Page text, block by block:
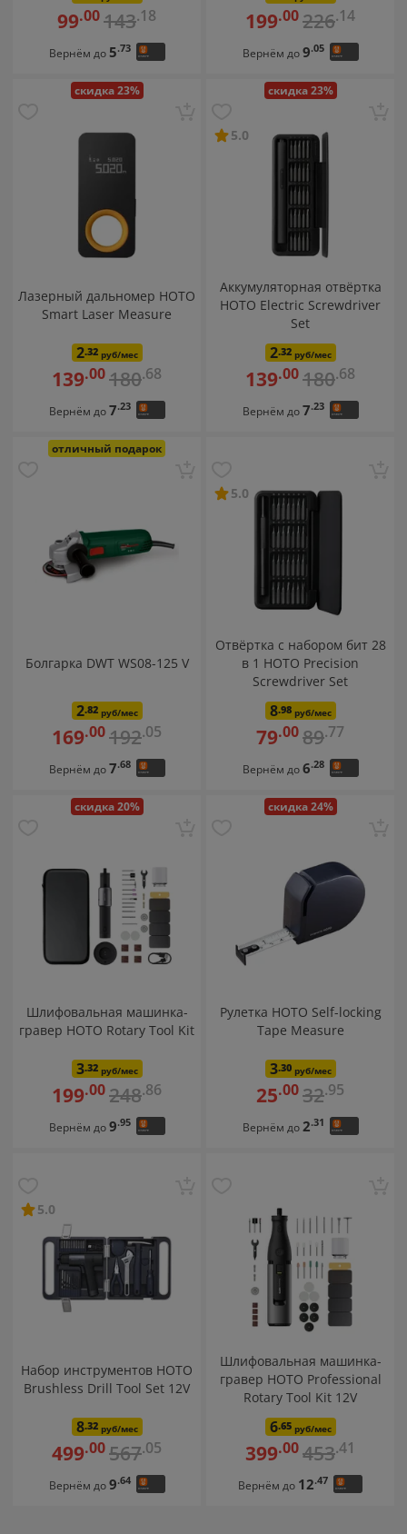
99.00143.18
Вернём до5.73
199.00226.14
Вернём до9.05
скидка 23%
Лазерный дальномер HOTO
Smart Laser Measure
2.32руб/мес
139.00180.68
Вернём до7.23
скидка 23%
5.0
Аккумуляторная отвёртка
HOTO Electric Screwdriver
Set
2.32руб/мес
139.00180.68
Вернём до7.23
отличный подарок
Болгарка DWT WS08-125 V
2.82руб/мес
169.00192.05
Вернём до7.68
5.0
Отвёртка с набором бит 28
в 1 HOTO Precision
Screwdriver Set
8.98руб/мес
79.0089.77
Вернём до6.28
скидка 20%
Шлифовальная машинка-
гравер HOTO Rotary Tool Kit
3.32руб/мес
199.00248.86
Вернём до9.95
скидка 24%
Рулетка HOTO Self-locking
Tape Measure
3.30руб/мес
25.0032.95
Вернём до2.31
5.0
Набор инструментов HOTO
Brushless Drill Tool Set 12V
8.32руб/мес
499.00567.05
Вернём до9.64
Шлифовальная машинка-
гравер HOTO Professional
Rotary Tool Kit 12V
6.65руб/мес
399.00453.41
Вернём до 12.47